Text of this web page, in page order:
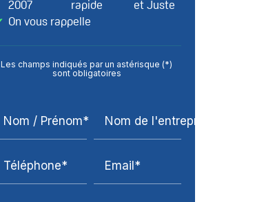
2007
rapide
et Juste
On vous rappelle
Les champs indiqués par un astérisque (*)
sont obligatoires
Nom / Prénom* Nom de l'entreprise
Téléphone* Email*